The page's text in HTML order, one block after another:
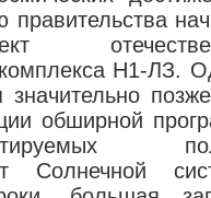
Н1-ЛЗ.
обширной
Солнечной